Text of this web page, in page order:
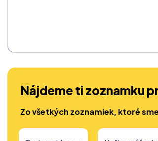
Nájdeme ti zoznamku
Zo všetkých zoznamiek, ktoré